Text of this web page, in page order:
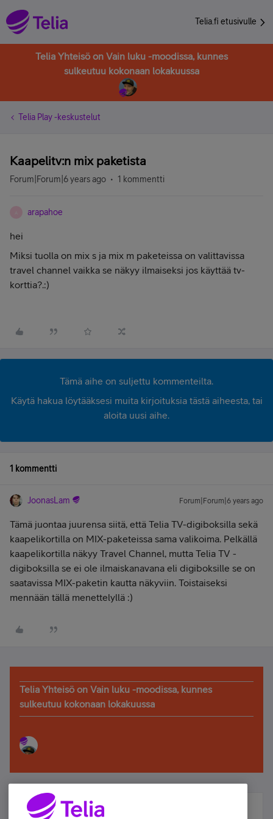
Telia.fi etusivulle
Telia Yhteisö on Vain luku -moodissa, kunnes
sulkeutuu kokonaan lokakuussa
Telia Play -keskustelut
Kaapelitv:n mix paketista
Forum|Forum|6 years ago 1 kommentti
arapahoe
hei
Miksi tuolla on mix s ja mix m paketeissa on valittavissa
travel channel vaikka se näkyy ilmaiseksi jos käyttää tv-
korttia?.:)
Tämä aihe on suljettu kommenteilta.
Käytä hakua löytääksesi muita kirjoituksia tästä aiheesta, tai
aloita uusi aihe.
1 kommentti
JoonasLam Forum|Forum|6 years ago
Tämä juontaa juurensa siitä, että Telia TV-digiboksilla sekä
kaapelikortilla on MIX-paketeissa sama valikoima. Pelkällä
kaapelikortilla näkyy Travel Channel, mutta Telia TV -
digiboksilla se ei ole ilmaiskanavana eli digiboksille se on
saatavissa MIX-paketin kautta näkyviin. Toistaiseksi
mennään tällä menettelyllä :)
Telia Yhteisö on Vain luku -moodissa, kunnes
sulkeutuu kokonaan lokakuussa
Älä jää paitsi – osallistu ja voita!